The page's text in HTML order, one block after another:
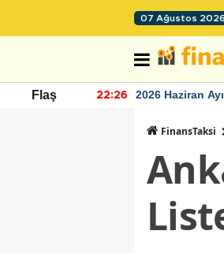
07 Ağustos 2026
Flaş 22:26
2026 Haziran
FinansTaksi